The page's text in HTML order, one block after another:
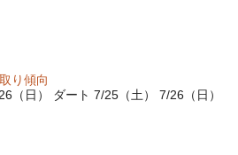
り傾向
（日） ダート 7/25（土） 7/26（日）